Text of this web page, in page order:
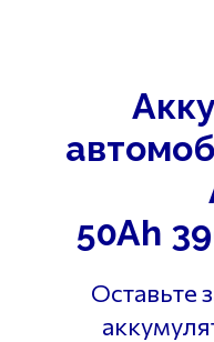
50Ah
Оставьте